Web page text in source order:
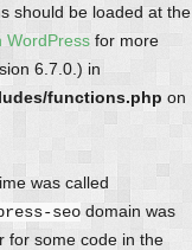
should be loaded at the
WordPress for more
6.7.0.) in
functions.php on
was called
seo domain was
for some code in the